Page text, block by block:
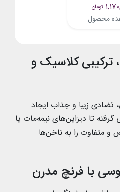
تومان
محصول
کلاسیک و
زیبا و جذاب ایجاد
تا دیزاین‌های نیمه‌مات یا
و متفاوت را به ناخن‌ها